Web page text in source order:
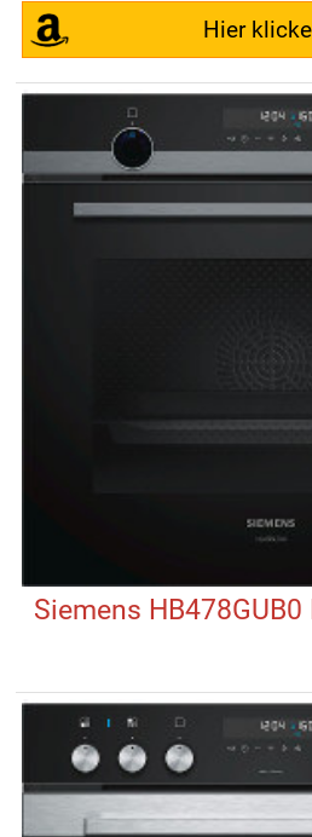
Hier
Siemens